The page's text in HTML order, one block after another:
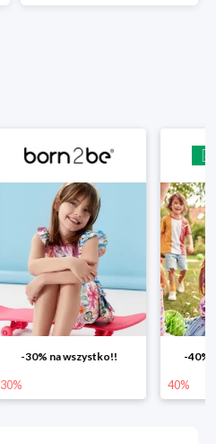
-40% na drugą sztukę
40% 25%